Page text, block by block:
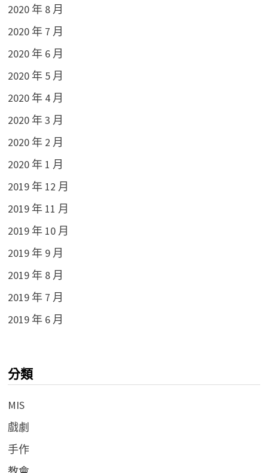
2020 年 8 月
2020 年 7 月
2020 年 6 月
2020 年 5 月
2020 年 4 月
2020 年 3 月
2020 年 2 月
2020 年 1 月
2019 年 12 月
2019 年 11 月
2019 年 10 月
2019 年 9 月
2019 年 8 月
2019 年 7 月
2019 年 6 月
分類
MIS
戲劇
手作